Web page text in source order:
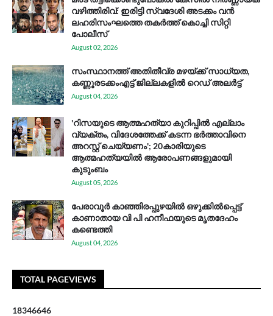
വഴിത്തിരിവ്: ഇരിട്ടി സ്വദേശി അടക്കം വൻ
ലഹരിസംഘത്തെ തകർത്ത് കൊച്ചി സിറ്റി
പോലീസ്
August 02, 2026
സം​സ്ഥാ​ന​ത്ത് അ​തി​തീ​വ്ര മ​ഴ​യ്ക്ക് സാ​ധ്യ​ത,
കണ്ണൂരടക്കംഎ​ട്ട് ജി​ല്ല​ക​ളി​ൽ റെ​ഡ് അ​ലർ​ട്ട്
August 04, 2026
'റിസയുടെ ആത്മഹത്യാ കുറിപ്പിൽ എല്ലാം
വ്യക്തം, വിദേശത്തേക്ക് കടന്ന ഭർത്താവിനെ
അറസ്റ്റ് ചെയ്യണം'; 20കാരിയുടെ
ആത്മഹത്യയിൽ ആരോപണങ്ങളുമായി
കുടുംബം
August 05, 2026
പേരാവൂർ കാഞ്ഞിരപ്പുഴയിൽ ഒഴുക്കിൽപ്പെട്ട്
കാണാതായ വി പി ഹനീഫയുടെ മൃതദേഹം
കണ്ടെത്തി
August 04, 2026
TOTAL PAGEVIEWS
18346646